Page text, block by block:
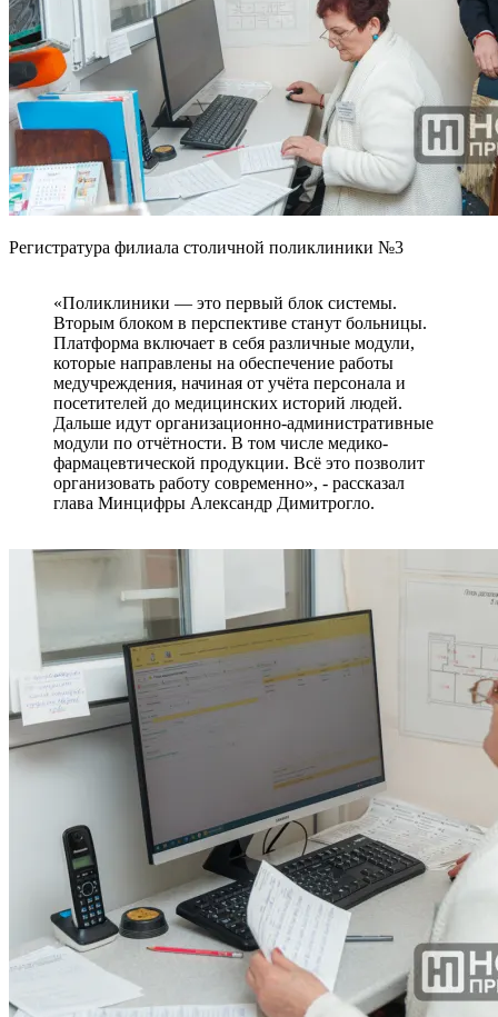
Регистратура филиала столичной поликлиники №3
«Поликлиники — это первый блок системы.
Вторым блоком в перспективе станут больницы.
Платформа включает в себя различные модули,
которые направлены на обеспечение работы
медучреждения, начиная от учёта персонала и
посетителей до медицинских историй людей.
Дальше идут организационно-административные
модули по отчётности. В том числе медико-
фармацевтической продукции. Всё это позволит
организовать работу современно», - рассказал
глава Минцифры Александр Димитрогло.